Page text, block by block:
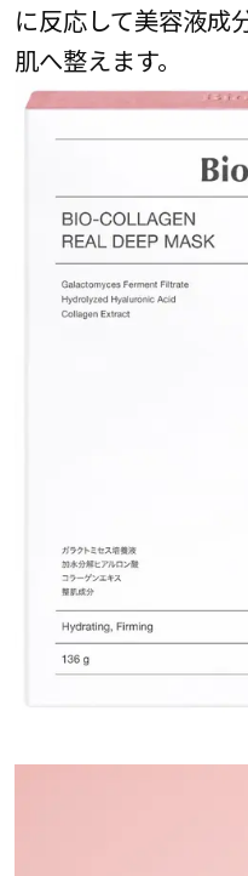
に反応して美容液成
肌へ整えます。